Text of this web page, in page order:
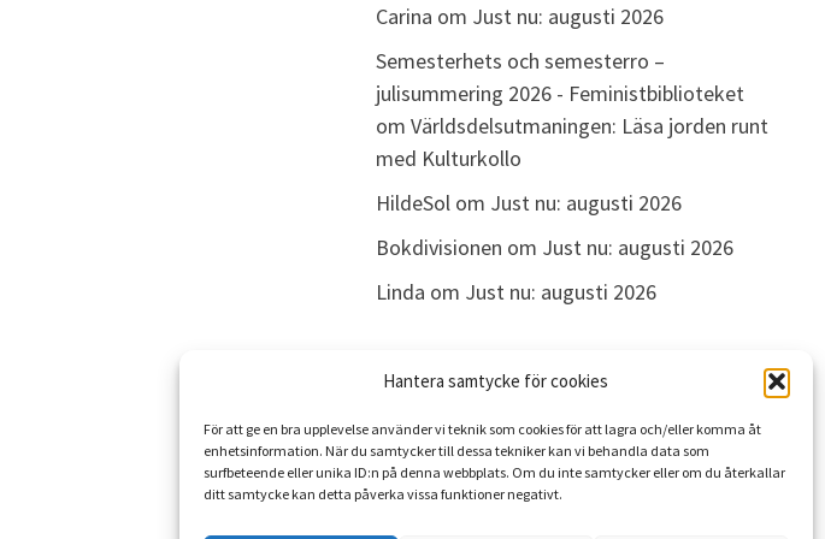
Hantera samtycke för cookies
För att ge en bra upplevelse använder vi teknik som cookies för att lagra och/eller komma åt
enhetsinformation. När du samtycker till dessa tekniker kan vi behandla data som
surfbeteende eller unika ID:n på denna webbplats. Om du inte samtycker eller om du återkallar
ditt samtycke kan detta påverka vissa funktioner negativt.
Carina om Just nu: augusti 2026
Semesterhets och semesterro –
julisummering 2026 - Feministbiblioteket
om Världsdelsutmaningen: Läsa jorden runt
med Kulturkollo
HildeSolom Just nu: augusti 2026
Bokdivisionen om Just nu: augusti 2026
Linda om Just nu: augusti 2026
ARKIV
Arkiv